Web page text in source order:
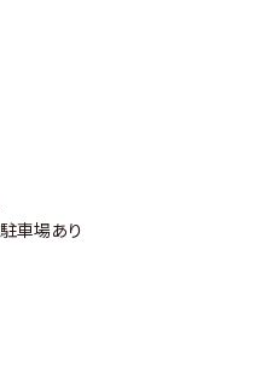
車場あり